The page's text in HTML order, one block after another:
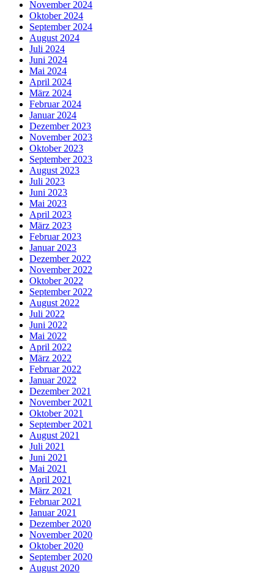
November 2024
Oktober 2024
September 2024
August 2024
Juli 2024
Juni 2024
Mai 2024
April 2024
März 2024
Februar 2024
Januar 2024
Dezember 2023
November 2023
Oktober 2023
September 2023
August 2023
Juli 2023
Juni 2023
Mai 2023
April 2023
März 2023
Februar 2023
Januar 2023
Dezember 2022
November 2022
Oktober 2022
September 2022
August 2022
Juli 2022
Juni 2022
Mai 2022
April 2022
März 2022
Februar 2022
Januar 2022
Dezember 2021
November 2021
Oktober 2021
September 2021
August 2021
Juli 2021
Juni 2021
Mai 2021
April 2021
März 2021
Februar 2021
Januar 2021
Dezember 2020
November 2020
Oktober 2020
September 2020
August 2020